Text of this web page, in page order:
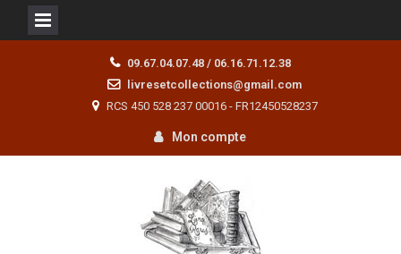
09.67.04.07.48 / 06.16.71.12.38
livresetcollections@gmail.com
RCS 450 528 237 00016 - FR12450528237
Mon compte